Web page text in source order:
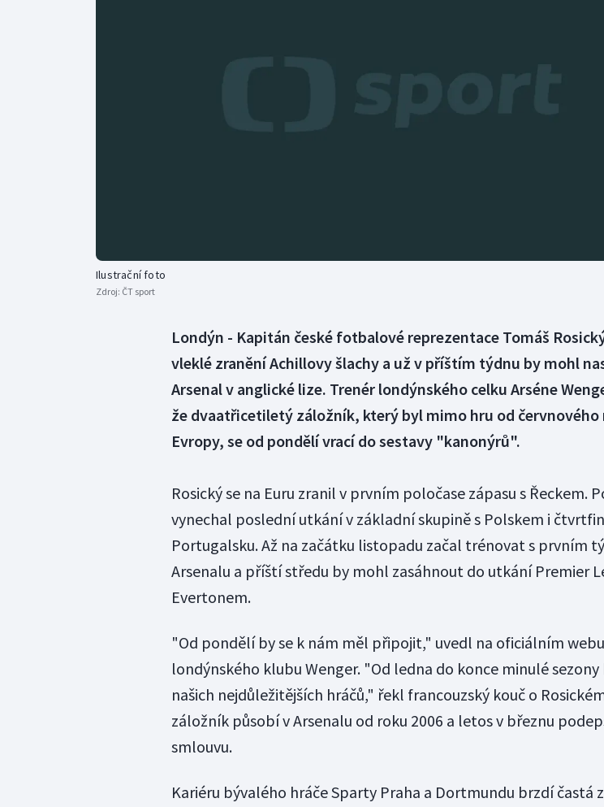
Ilustrační foto
Zdroj: ČT sport
Londýn - Kapitán české fotbalové reprezentace Tomáš
vleklé zranění Achillovy šlachy a už v příštím týdnu by mohl
Arsenal v anglické lize. Trenér londýnského celku Arséne
že dvaatřicetiletý záložník, který byl mimo hru od
Evropy, se od pondělí vrací do sestavy "kanonýrů".
Rosický se na Euru zranil v prvním poločase zápasu s Řeckem.
vynechal poslední utkání v základní skupině s Polskem i
Portugalsku. Až na začátku listopadu začal trénovat s prvním
Arsenalu a příští středu by mohl zasáhnout do utkání Premier
Evertonem.
"Od pondělí by se k nám měl připojit," uvedl na oficiálním webu
londýnského klubu Wenger. "Od ledna do konce minulé
našich nejdůležitějších hráčů," řekl francouzský kouč o
záložník působí v Arsenalu od roku 2006 a letos v březnu
smlouvu.
Kariéru bývalého hráče Sparty Praha a Dortmundu brzdí častá